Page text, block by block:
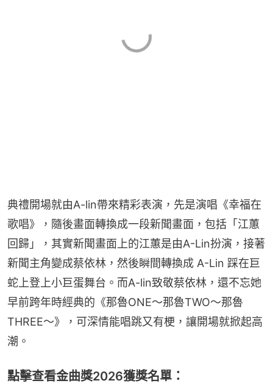
典禮開場就由A-lin帶來精彩表演，先是演唱《幸福在
歌唱》，隨後畫面轉換成一段新聞畫面，包括「江蕙
回歸」，其實新聞畫面上的江蕙是由A-Lin扮演，接著
新聞主角變成蔡依林，然後瞬間轉換成 A-Lin 踩在巨
蛇上登上小巨蛋舞台。而A-lin致敬蔡依林，還不忘她
早前跨年時經典的《那魯ONE～那魯TWO～那魯
THREE～》，可深情能唱跳又有梗，讓開場就掀起高
潮。
點擊查看金曲獎2026獲獎名單：